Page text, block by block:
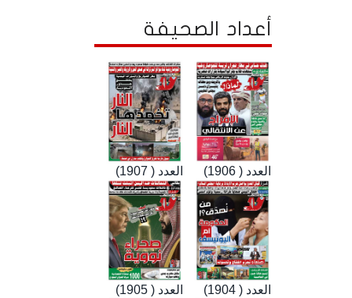
أعداد الصحيفة
العدد ( 1907) العدد ( 1906)
العدد ( 1905) العدد ( 1904)